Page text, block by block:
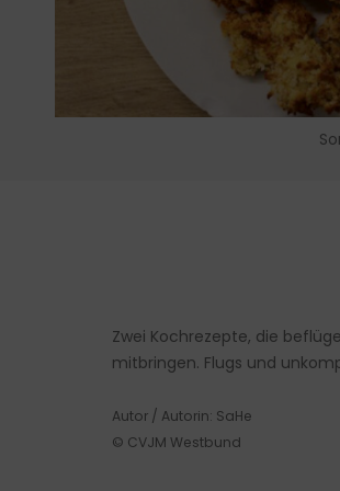
Zwei Kochrezepte, die
mitbringen. Flugs und
Autor / Autorin: SaHe
© CVJM Westbund